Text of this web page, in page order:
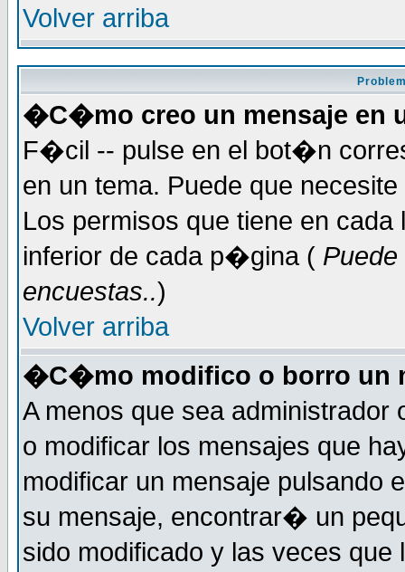
Volver arriba
�C�mo creo un mensaje en
F�cil -- pulse en el bot�n
en un tema. Puede que
Los permisos que tiene en
inferior de cada p�gina (
encuestas..)
Volver arriba
�C�mo modifico o borro un
A menos que sea administrador
o modificar los mensajes que
modificar un mensaje pulsando
su mensaje, encontrar� un
sido modificado y las veces